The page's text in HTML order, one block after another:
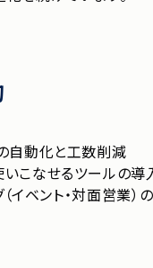
自動化と工数削減
こなせるツールの導
イベント・対面営業）